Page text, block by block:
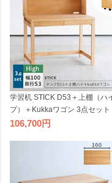
学習机 STICK D53＋上棚（ハ
プ）＋Kukkaワゴン 3点セット
クセット 奥行53cm 幅100cm
アルダー オイル仕上げ シンプ
チュラル ヒノキ コンパクト 無
106,700